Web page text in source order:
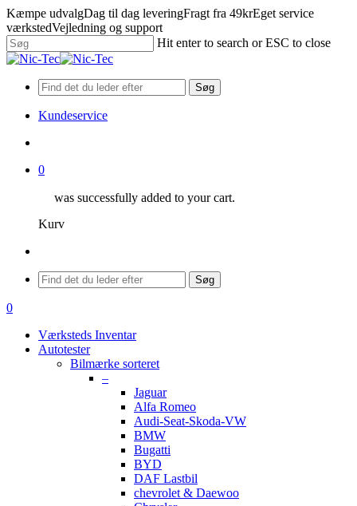
Skip
to
main
content
Kæmpe udvalgDag til dag leveringFragt fra 49krEget service
værkstedVejledning og support
Hit enter to search or ESC to close
Close
Søg
Kundeservice
0
was successfully added to your cart.
Kurv
Menu
Søg
search
0
Værksteds Inventar
Autotester
Bilmærke sorteret
–
Jaguar
Alfa Romeo
Audi-Seat-Skoda-VW
BMW
Bugatti
BYD
DAF Lastbil
chevrolet & Daewoo